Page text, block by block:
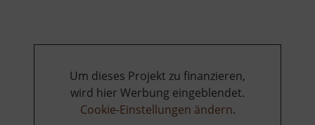
Um dieses Projekt zu finanzieren,
wird hier Werbung eingeblendet.
Cookie-Einstellungen ändern.